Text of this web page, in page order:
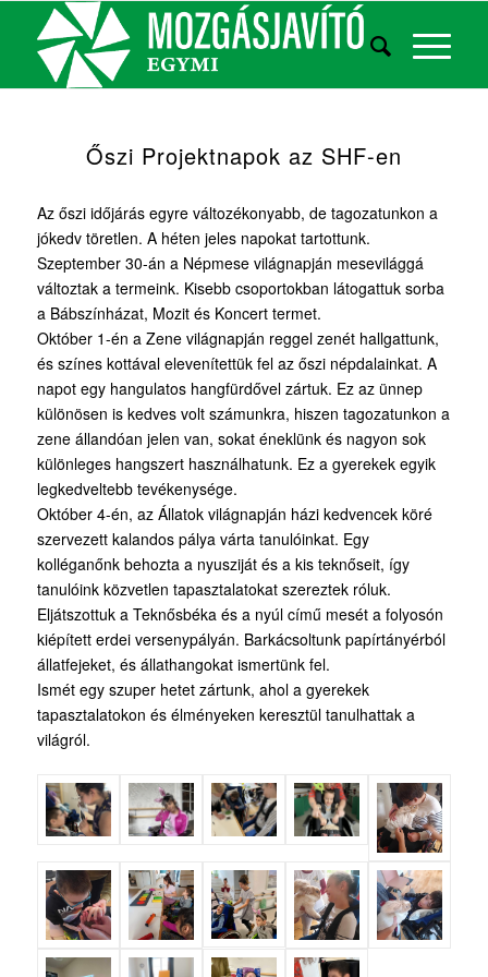
Őszi Projektnapok az SHF-en
Az őszi időjárás egyre változékonyabb, de tagozatunkon a
jókedv töretlen. A héten jeles napokat tartottunk.
Szeptember 30-án a Népmese világnapján mesevilággá
változtak a termeink. Kisebb csoportokban látogattuk sorba
a Bábszínházat, Mozit és Koncert termet.
Október 1-én a Zene világnapján reggel zenét hallgattunk,
és színes kottával elevenítettük fel az őszi népdalainkat. A
napot egy hangulatos hangfürdővel zártuk. Ez az ünnep
különösen is kedves volt számunkra, hiszen tagozatunkon a
zene állandóan jelen van, sokat éneklünk és nagyon sok
különleges hangszert használhatunk. Ez a gyerekek egyik
legkedveltebb tevékenysége.
Október 4-én, az Állatok világnapján házi kedvencek köré
szervezett kalandos pálya várta tanulóinkat. Egy
kolléganőnk behozta a nyusziját és a kis teknőseit, így
tanulóink közvetlen tapasztalatokat szereztek róluk.
Eljátszottuk a Teknősbéka és a nyúl című mesét a folyosón
kiépített erdei versenypályán. Barkácsoltunk papírtányérból
állatfejeket, és állathangokat ismertünk fel.
Ismét egy szuper hetet zártunk, ahol a gyerekek
tapasztalatokon és élményeken keresztül tanulhattak a
világról.